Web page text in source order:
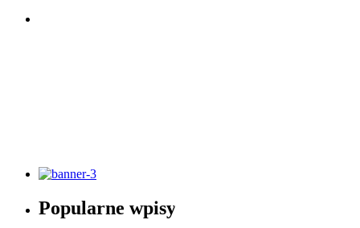
Sprawdź
Popularne wpisy